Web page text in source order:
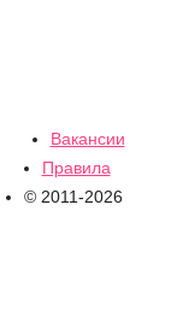
Вакансии
Правила
© 2011-2026